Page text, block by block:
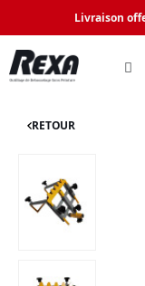
Livraison
RETOUR